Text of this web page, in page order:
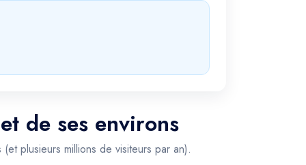
de ses environs
plusieurs millions de visiteurs par an).